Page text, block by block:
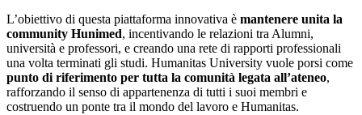
L’obiettivo di questa piattaforma innovativa è mantenere unita la
community Hunimed, incentivando le relazioni tra Alumni,
università e professori, e creando una rete di rapporti professionali
una volta terminati gli studi. Humanitas University vuole porsi come
punto di riferimento per tutta la comunità legata all’ateneo,
rafforzando il senso di appartenenza di tutti i suoi membri e
costruendo un ponte tra il mondo del lavoro e Humanitas.